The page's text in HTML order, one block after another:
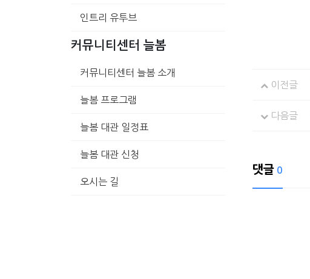
인트리 유투브
커뮤니티센터 늘봄
커뮤니티센터 늘봄 소개
늘봄 프로그램
늘봄 대관 일정표
늘봄 대관 신청
오시는 길
이전글
다음글
댓글 0